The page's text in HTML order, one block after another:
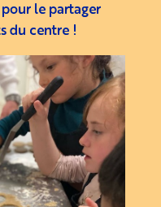
le partager
du centre !